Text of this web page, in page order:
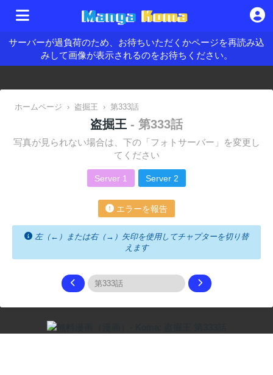
サーバーが過負荷のため、お待ちいただくかページを再読み込
みして画像が表示されるのをお待ちください。
ホームページ › 盗掘王 › 第333話
盗掘王 - 第333話
写真が見られない場合は、下の「フォトサーバー」を変更し
てください
Server 1 Server 2
エラーを報告
左（←）または右（→）矢印を使用してチャプターを切り替
えます